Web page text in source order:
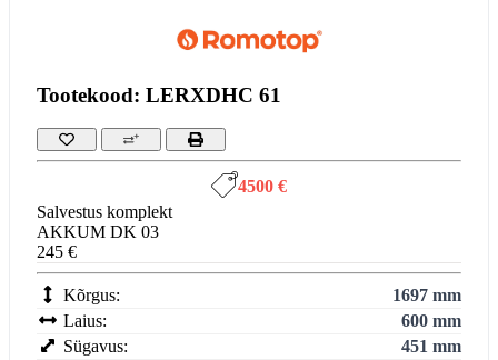
Tootekood: LERXDHC 61
4500 €
Salvestus komplekt
AKKUM DK 03
245 €
Kõrgus:
1697 mm
Laius:
600 mm
Sügavus:
451 mm